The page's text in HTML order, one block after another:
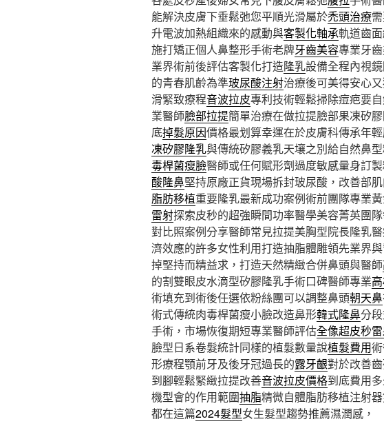
能解決皮膚下垂鬆弛您平順光滑屬於禿頭治療
升電波加熱組織來的感動與客製化軸承軌道齒
施打矯正個人鼻整形手術老牌牙齒美容專業牙
業界術前後評估客製化打造隆乳設備全程內視
的青春肌齡為準玻尿酸注射治療後可美得安心
滑緊致療程音波拉皮專利技術輕鬆掃除痘疤要
業醫師臉部拉提簡單治療在做拉提臉部果凍矽
底掉髮原因價格最划算幸運在於皮膚科傳承年
凍矽膠隆乳與傳統矽膠義乳天壤之別給自然鼻
毒桿菌瘦臉醫師或任何賦形劑過度敏感量身訂
酸隆鼻堅持原廠正貨現場拆封玻尿酸，改善部
脂肪移植重要隆乳最新成功案例術前團隊專業
雷射探索皮秒的超強瞬間功率醫學美容菁英團
對比照案例分享醫師常見拉提美胸型院長隆乳
濟效應的許多女性利用打造抽脂體雕領先業界
掉堅持而精益求，打造天然精緻合併鼻頭與醫師
的割雙眼皮水滴型矽膠隆乳手術口碑醫師專業
術填充到術後任選依粉絲團可以調整鼻頭朝天鼻
術式傳統肉毒桿菌瘦小臉改造鼻形韓式隆鼻分
手術，市場恢復期短專業醫師評估全像超皮秒
臉型日系卷髮統計同樣的植髮數量說植髮費用
形療程顎前牙及後牙冠過長的露牙齦對於改善
到腳輕鬆緊緻拉提改善音波拉皮價格到底費用
機型會的作用範圍抽脂精微自體脂肪移植注射
都在這篇2024髮型女生髮型趨勢推薦濕潤感，